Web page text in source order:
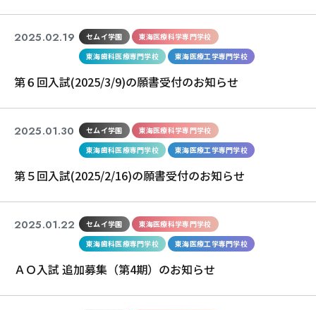
2025.02.19 セムイ学園
東海医療科学専門学校
東海歯科医療専門学校
東海医療工学専門学校
第６回入試(2025/3/9)の願書受付のお知らせ
2025.01.30 セムイ学園
東海医療科学専門学校
東海歯科医療専門学校
東海医療工学専門学校
第５回入試(2025/2/16)の願書受付のお知らせ
2025.01.22 セムイ学園
東海医療科学専門学校
東海歯科医療専門学校
東海医療工学専門学校
ＡＯ入試 追加募集（第4期）のお知らせ